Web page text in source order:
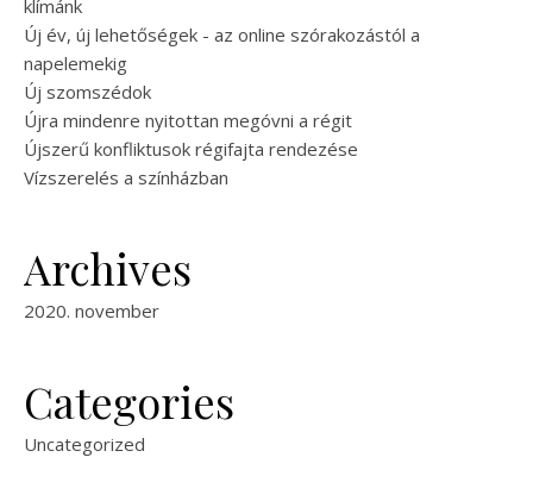
klímánk
Új év, új lehetőségek - az online szórakozástól a
napelemekig
Új szomszédok
Újra mindenre nyitottan megóvni a régit
Újszerű konfliktusok régifajta rendezése
Vízszerelés a színházban
Archives
2020. november
Categories
Uncategorized